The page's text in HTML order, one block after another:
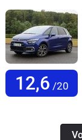
12,6 /20